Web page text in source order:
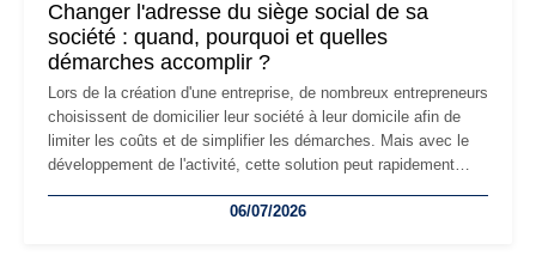
Changer l'adresse du siège social de sa
société : quand, pourquoi et quelles
démarches accomplir ?
Lors de la création d'une entreprise, de nombreux entrepreneurs
choisissent de domicilier leur société à leur domicile afin de
limiter les coûts et de simplifier les démarches. Mais avec le
développement de l'activité, cette solution peut rapidement
professionnels, recrutement, image de marque… Le
06/07/2026